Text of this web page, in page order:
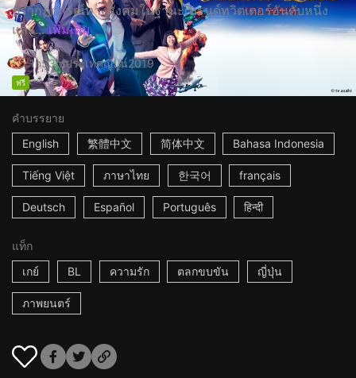
ปรากฏการณ์ทางสังคมในฐานะเทรนด์ทวิตเตอร์อันดับหนึ่ง
และ... เพิ่มเติม
1h53mประเทศญี่ปุ่น2019
ฟรี
คำบรรยาย
English
繁體中文 简体中文 Bahasa Indonesia
Tiếng Việt ภาษาไทย 한국어 français
Deutsch Español Português हिन्दी
แท็ก
เกย์
BL ความรัก ตลกขบขัน ญี่ปุ่น
ภาพยนตร์